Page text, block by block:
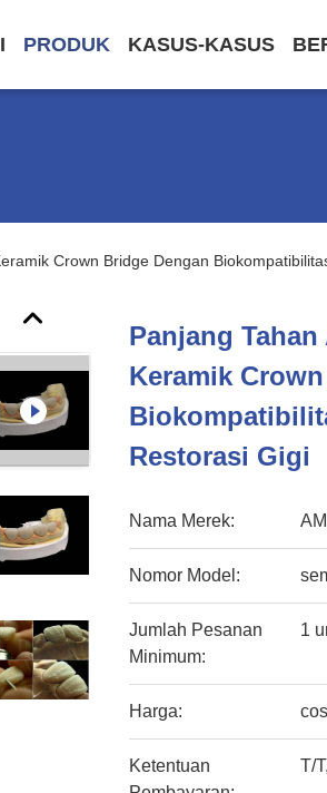
PRODUK KASUS-KASUS
Crown Bridge Dengan
Panjang
Keramik
Restorasi Gigi
Nama Merek:
Nomor Model:
Jumlah Pesanan
Minimum:
1
Harga:
Ketentuan
T/